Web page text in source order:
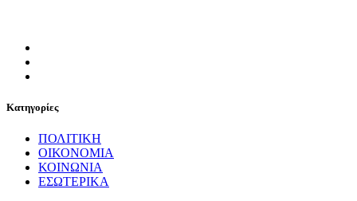
Κατηγορίες
ΠΟΛΙΤΙΚΗ
ΟΙΚΟΝΟΜΙΑ
ΚΟΙΝΩΝΙΑ
ΕΣΩΤΕΡΙΚΑ